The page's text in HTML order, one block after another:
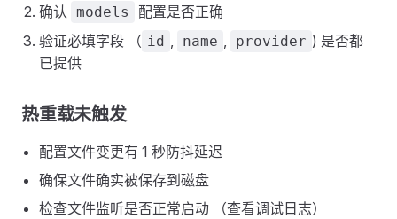
确认 models
配置是否正确
验证必填字段 （ id , name , provider ) 是否都
已提供
热重载未触发
配置文件变更有 1 秒防抖延迟
确保文件确实被保存到磁盘
检查文件监听是否正常启动 （查看调试日志）